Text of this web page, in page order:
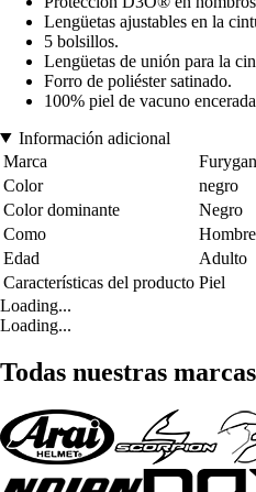
Lengüetas ajustables en la
5 bolsillos.
Lengüetas de unión para la
Forro de poliéster satinado.
100% piel de vacuno
Información adicional
Marca
Furygan
Color
negro
Color dominante
Negro
Como
Hombre
Edad
Adulto
Características del producto Piel
Loading...
Loading...
Todas nuestras marcas